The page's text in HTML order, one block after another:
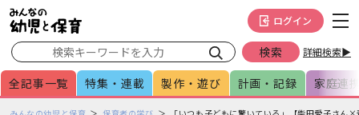
詳細検索▶
ログイン
全記事一覧 特集・連載 製作・遊び 計画・記録 家庭連
ペ